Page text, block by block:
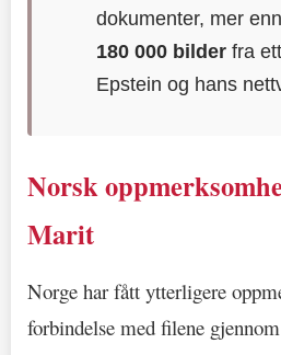
dokumenter, mer
180 000 bilder fra
Epstein og hans
Norsk
Marit
Norge har fått ytterligere
forbindelse med filene gjennom